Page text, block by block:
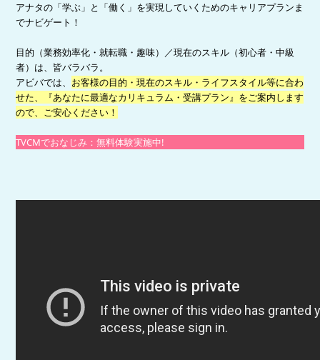
アナタの「学ぶ」と「働く」を実現していくためのキャリアプランま
でナビゲート！
目的（業務効率化・就転職・趣味）／現在のスキル（初心者・中級
者）は、皆バラバラ。
アビバでは、 お客様の目的・現在のスキル・ライフスタイル等に合わ
せた、『あなたに最適なカリキュラム・受講プラン』をご案内します
ので、ご安心ください！
TVCMでおなじみ：無料体験実施中!